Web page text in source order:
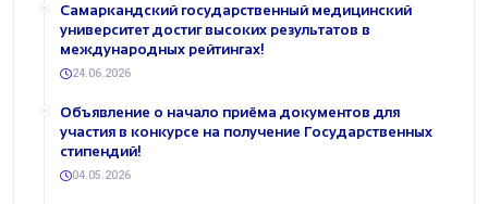
Самаркандский государственный медицинский
университет достиг высоких результатов в
международных рейтингах!
24.06.2026
Объявление о начало приёма документов для
участия в конкурсе на получение Государственных
стипендий!
04.05.2026